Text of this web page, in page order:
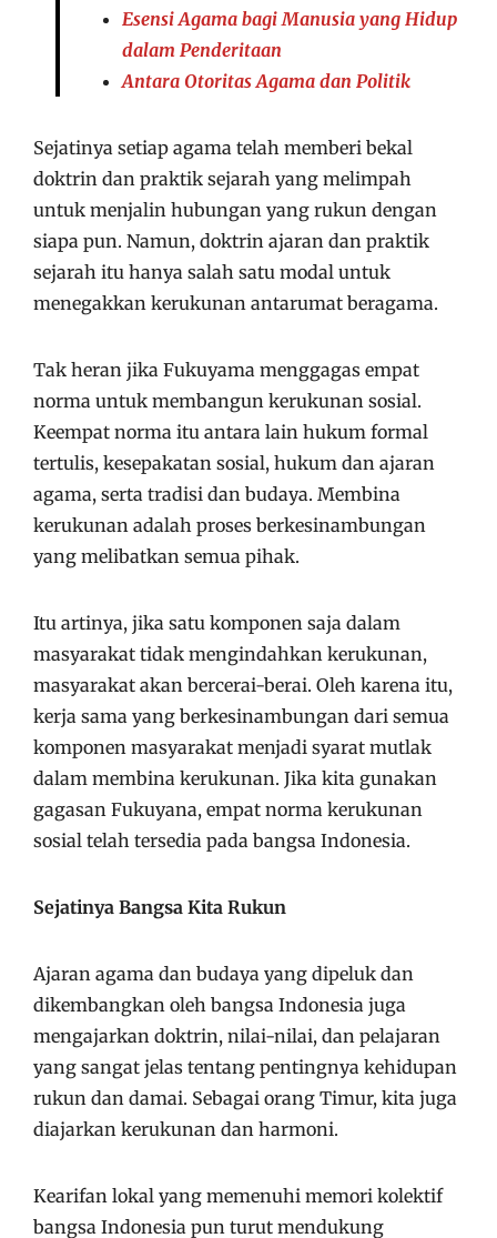
Esensi Agama bagi Manusia yang Hidup
dalam Penderitaan
Antara Otoritas Agama dan Politik
Sejatinya setiap agama telah memberi bekal
doktrin dan praktik sejarah yang melimpah
untuk menjalin hubungan yang rukun dengan
siapa pun. Namun, doktrin ajaran dan praktik
sejarah itu hanya salah satu modal untuk
menegakkan kerukunan antarumat beragama.
Tak heran jika Fukuyama menggagas empat
norma untuk membangun kerukunan sosial.
Keempat norma itu antara lain hukum formal
tertulis, kesepakatan sosial, hukum dan ajaran
agama, serta tradisi dan budaya. Membina
kerukunan adalah proses berkesinambungan
yang melibatkan semua pihak.
Itu artinya, jika satu komponen saja dalam
masyarakat tidak mengindahkan kerukunan,
masyarakat akan bercerai-berai. Oleh karena itu,
kerja sama yang berkesinambungan dari semua
komponen masyarakat menjadi syarat mutlak
dalam membina kerukunan. Jika kita gunakan
gagasan Fukuyana, empat norma kerukunan
sosial telah tersedia pada bangsa Indonesia.
Sejatinya Bangsa Kita Rukun
Ajaran agama dan budaya yang dipeluk dan
dikembangkan oleh bangsa Indonesia juga
mengajarkan doktrin, nilai-nilai, dan pelajaran
yang sangat jelas tentang pentingnya kehidupan
rukun dan damai. Sebagai orang Timur, kita juga
diajarkan kerukunan dan harmoni.
Kearifan lokal yang memenuhi memori kolektif
bangsa Indonesia pun turut mendukung